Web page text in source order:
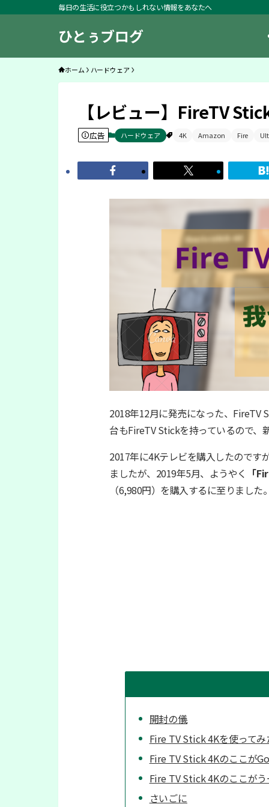
毎日の生活に役立つかもしれない情報をあなたへ
ひとぅブログ
ホーム ハードウェア
【レビュー】FireTV
広告 ハードウェア 4K Amazon Fire
2018年12月に発売になった、FireTV
台もFireTV Stickを持っているので、
2017年に4Kテレビを購入したのです
ましたが、2019年5月、ようやく 「
（6,980円）を購入するに至りました
開封の儀
Fire TV Stick 4Kを使ってみ
Fire TV Stick 4Kのここが
Fire TV Stick 4Kのここが
さいごに